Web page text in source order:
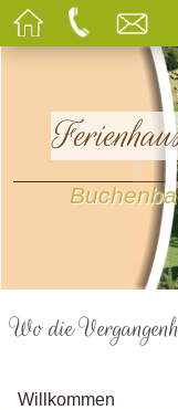
Wo die
Willkommen